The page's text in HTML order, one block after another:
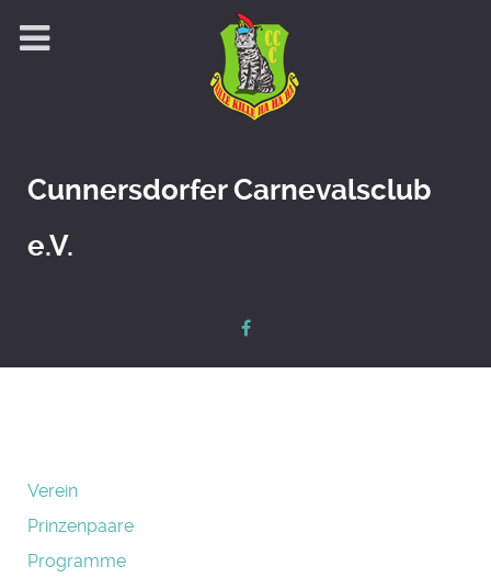
Cunnersdorfer Carnevalsclub
e.V.
Verein
Prinzenpaare
Programme